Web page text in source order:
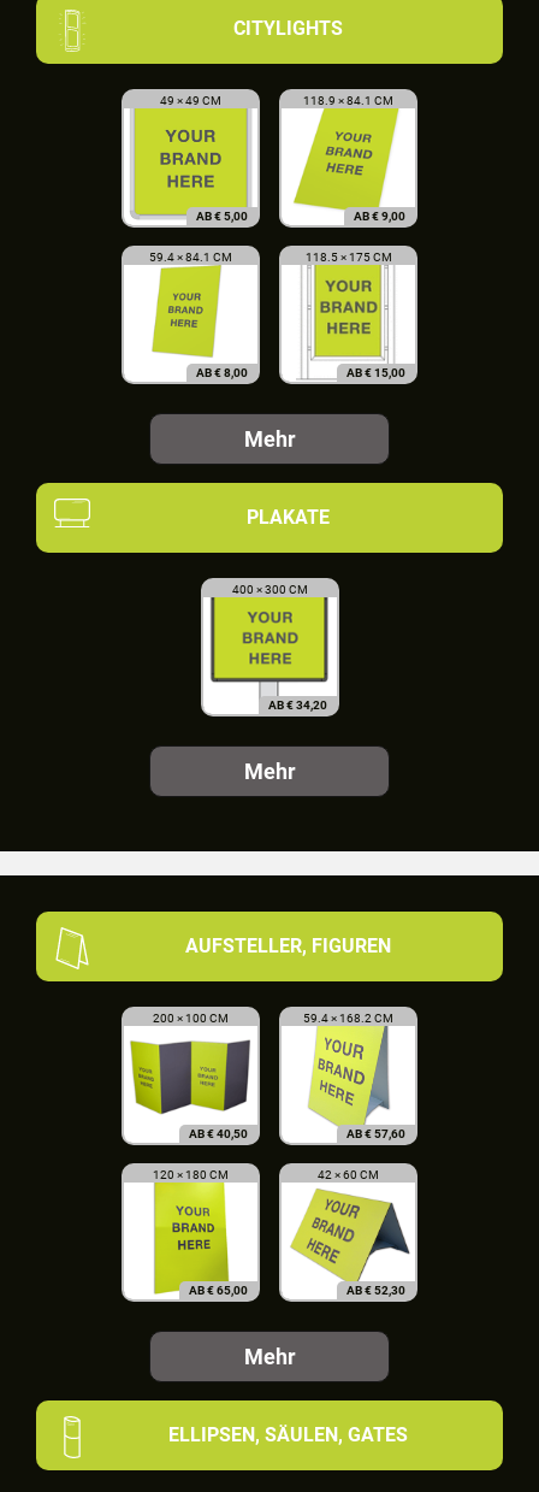
CITYLIGHTS
49 × 49 CM
AB€5,00
118.9 × 84.1 CM
AB€9,00
59.4 × 84.1 CM
AB€8,00
118.5 × 175 CM
AB€15,00
Mehr
PLAKATE
400 × 300 CM
AB€ 34,20
Mehr
AUFSTELLER, FIGUREN
200 × 100 CM
AB€40,50
59.4 × 168.2 CM
AB€57,60
120 × 180 CM
AB€65,00
42 × 60 CM
AB€52,30
Mehr
ELLIPSEN, SÄULEN, GATES